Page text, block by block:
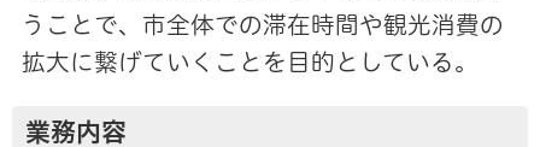
うことで、市全体での滞在時間や観光消費の
拡大に繋げていくことを目的としている。
業務内容